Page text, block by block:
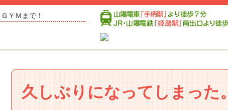
ＹＭまで！
久しぶりになってしまった